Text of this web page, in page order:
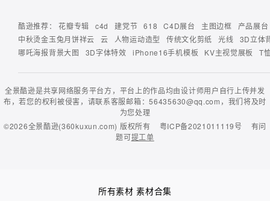
酷逊推荐：花瓣专辑 c4d 建党节 618 C4D展台 主图边框
产品展台
中秋烫金玉兔月饼祥云
云 人物运动造型 传统文化剪纸 光线
3D立体
哪吒海报背景大图
3D字体特效 iPhone16手机模板 KV主视觉展板 T
全景酷逊是共享网络服务平台方，平台上的作品均由设计师用户自行上传并发
布，若您的权利被侵害，请联系客服邮箱：56435630@qq.com，我们将及时
为您处理
©2026全景酷逊(360kuxun.com) 版权所有 粤ICP备2021011119号
有问
题可提工单
所有素材 素材合集